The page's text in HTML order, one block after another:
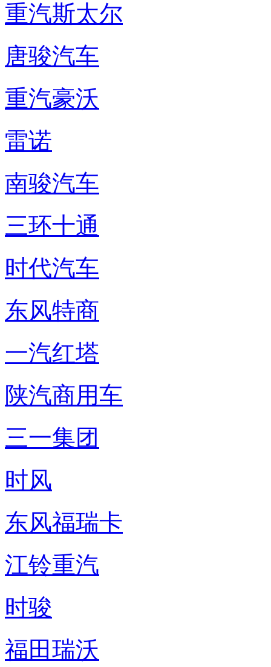
重汽斯太尔
唐骏汽车
重汽豪沃
雷诺
南骏汽车
三环十通
时代汽车
东风特商
一汽红塔
陕汽商用车
三一集团
时风
东风福瑞卡
江铃重汽
时骏
福田瑞沃